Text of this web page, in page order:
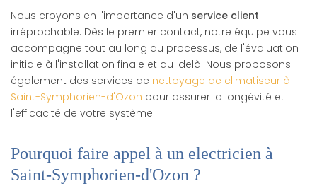
Nous croyons en l'importance d'un service client
irréprochable. Dès le premier contact, notre équipe vous
accompagne tout au long du processus, de l'évaluation
initiale à l'installation finale et au-delà. Nous proposons
également des services de nettoyage de climatiseur à
Saint-Symphorien-d'Ozon pour assurer la longévité et
l'efficacité de votre système.
Pourquoi faire appel à un electricien à
Saint-Symphorien-d'Ozon ?